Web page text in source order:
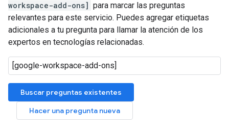
workspace-add-ons] para marcar las preguntas
relevantes para este servicio. Puedes agregar etiquetas
adicionales a tu pregunta para llamar la atención de los
expertos en tecnologías relacionadas.
Buscar preguntas existentes
Hacer una pregunta nueva